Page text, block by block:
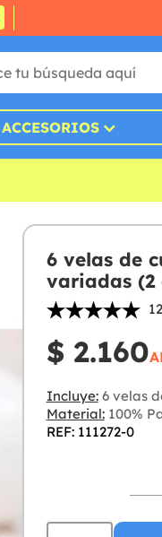
ACCESORIOS
6 velas de
variadas (2
$ 2.160
Incluye:6 velas
Material:100%
REF: 111272-0